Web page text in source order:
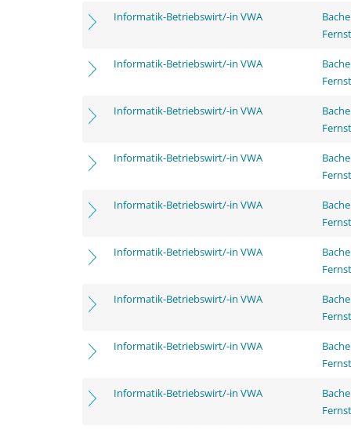
Informatik-Betriebswirt/-in VWA
Informatik-Betriebswirt/-in VWA
Informatik-Betriebswirt/-in VWA
Informatik-Betriebswirt/-in VWA
Informatik-Betriebswirt/-in VWA
Informatik-Betriebswirt/-in VWA
Informatik-Betriebswirt/-in VWA
Informatik-Betriebswirt/-in VWA
Informatik-Betriebswirt/-in VWA